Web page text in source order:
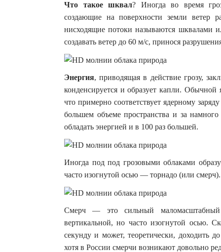
Что такое шквал? Иногда во время
создающие на поверхности земли ветер
нисходящие потоки называются
создавать ветер до 60 м/с, принося
Энергия, приводящая в действие грозу,
конденсируется и образует капли. Обычной
что примерно соответствует ядерному
большем объеме пространства и за
обладать энергией и в 100 раз большей.
Иногда под под грозовыми облаками
часто изогнутой осью — торнадо (или смерч).
Смерч — это сильный маломасштабный
вертикальной, но часто изогнутой осью.
секунду и может, теоретически, доходить
хотя в России смерчи возникают довольно